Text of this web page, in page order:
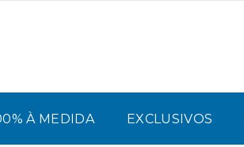
À MEDIDA EXCLUSIVOS